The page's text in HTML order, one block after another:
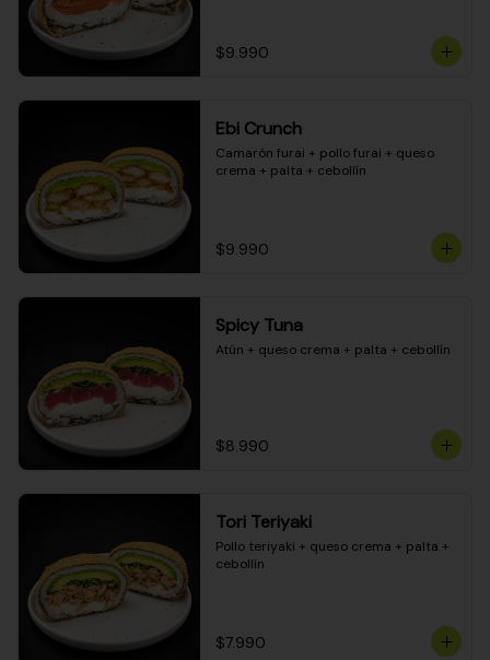
$9.990
Ebi Crunch
Camarón furai + pollo furai + queso
crema + palta + cebollín
$9.990
Spicy Tuna
Atún + queso crema + palta + cebollín
$8.990
Tori Teriyaki
Pollo teriyaki + queso crema + palta +
cebollín
$7.990